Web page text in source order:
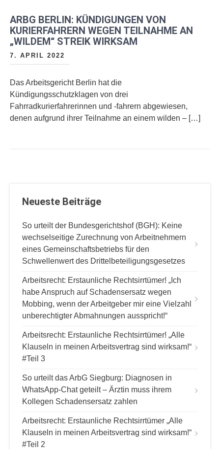
ARBG BERLIN: KÜNDIGUNGEN VON
KURIERFAHRERN WEGEN TEILNAHME AN
„WILDEM“ STREIK WIRKSAM
7. APRIL 2022
Das Arbeitsgericht Berlin hat die
Kündigungsschutzklagen von drei
Fahrradkurierfahrerinnen und -fahrern abgewiesen,
denen aufgrund ihrer Teilnahme an einem wilden – […]
Neueste Beiträge
So urteilt der Bundesgerichtshof (BGH): Keine
wechselseitige Zurechnung von Arbeitnehmern
eines Gemeinschaftsbetriebs für den
Schwellenwert des Drittelbeteiligungsgesetzes
Arbeitsrecht: Erstaunliche Rechtsirrtümer! „Ich
habe Anspruch auf Schadensersatz wegen
Mobbing, wenn der Arbeitgeber mir eine Vielzahl
unberechtigter Abmahnungen ausspricht!“
Arbeitsrecht: Erstaunliche Rechtsirrtümer! „Alle
Klauseln in meinen Arbeitsvertrag sind wirksam!“
#Teil 3
So urteilt das ArbG Siegburg: Diagnosen in
WhatsApp-Chat geteilt – Ärztin muss ihrem
Kollegen Schadensersatz zahlen
Arbeitsrecht: Erstaunliche Rechtsirrtümer „Alle
Klauseln in meinen Arbeitsvertrag sind wirksam!“
#Teil 2